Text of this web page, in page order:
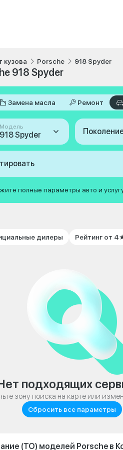
кузова Porsche 918 Spyder
918 Spyder
Замена масла Ремонт
Модель
918 Spyder
полные параметры авто и
дилеры Рейтинг от
подходящих
зону поиска на карте или
Сбросить все параметры
(ТО) моделей Porsche в